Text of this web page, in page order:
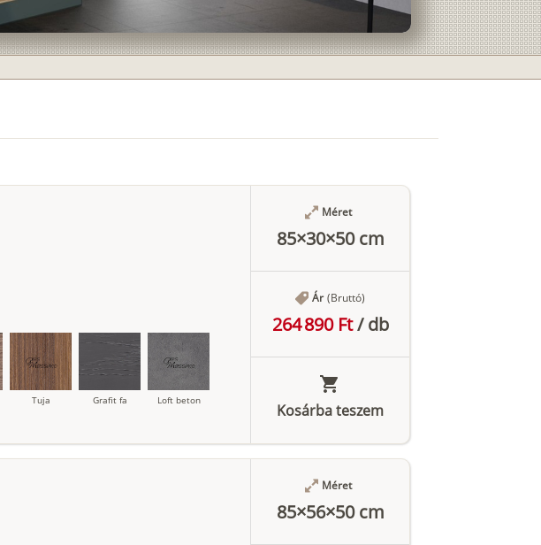
Tuja Grafit fa Loft beton
Méret
85×30×50 cm
Ár (Bruttó)
264 890 Ft/db
Kosárba teszem
Méret
85×56×50 cm